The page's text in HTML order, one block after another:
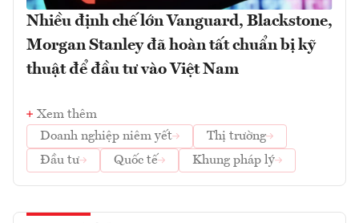
Nhiều định chế lớn Vanguard, Blackstone,
Morgan Stanley đã hoàn tất chuẩn bị kỹ
thuật để đầu tư vào Việt Nam
Xem thêm
Doanh nghiệp niêm yết
Thị trường
Đầu tư
Quốc tế Khung pháp lý